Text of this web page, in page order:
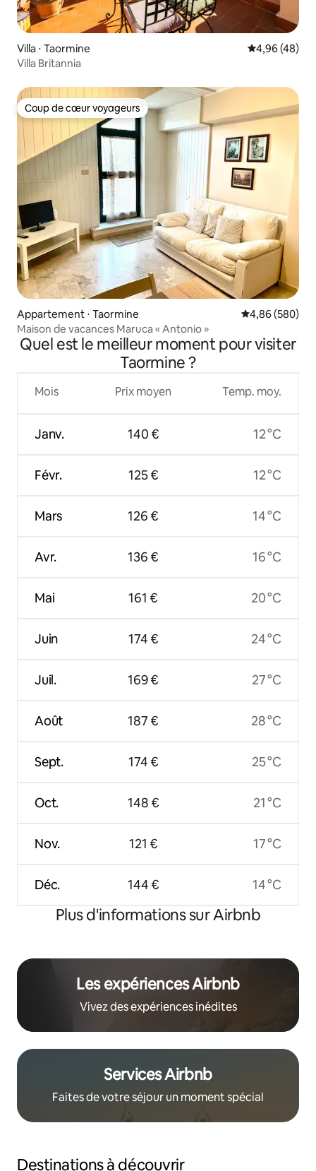
Villa ⋅ Taormine Évaluation
4,96 (48)
Villa Britannia
Coup de cœur voyageurs
Coup de cœur voyageurs
Appartement ⋅ Taormine Évaluation
4,86 (580)
Maison de vacances Maruca « Antonio »
Quel est le meilleur moment pour visiter
Taormine ?
Mois
Janv.
Févr.
Mars
Avr.
Mai
Juin
Juil.
Août
Sept.
Oct.
Nov.
Déc.
Prix moyen
140 €
125 €
126 €
136 €
161 €
174 €
169 €
187 €
174 €
148 €
121 €
144 €
Temp. moy.
12 °C
12 °C
14 °C
16 °C
20 °C
24 °C
27 °C
28 °C
25 °C
21 °C
17 °C
14 °C
Plus d'informations sur Airbnb
Les expériences Airbnb
Vivez des expériences inédites
Services Airbnb
Faites de votre séjour un moment spécial
Destinations à découvrir